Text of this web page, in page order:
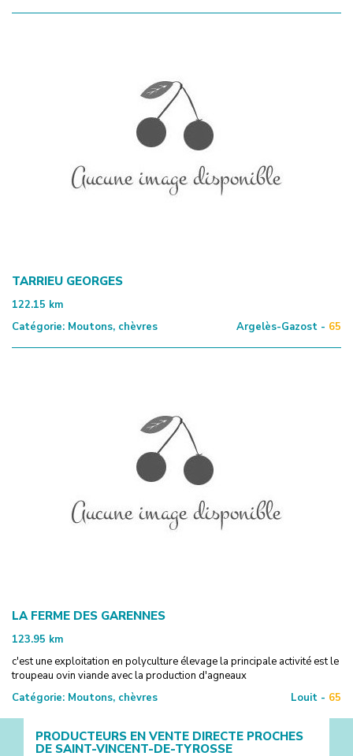
TARRIEU GEORGES
122.15 km
Catégorie: Moutons, chèvres Argelès-Gazost - 65
LA FERME DES GARENNES
123.95 km
c'est une exploitation en polyculture élevage la principale activité est le
troupeau ovin viande avec la production d'agneaux
Catégorie: Moutons, chèvres Louit - 65
PRODUCTEURS EN VENTE DIRECTE PROCHES
DE SAINT-VINCENT-DE-TYROSSE